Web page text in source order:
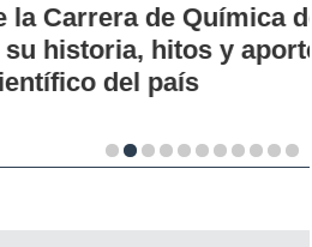
Carrera de Química de
historia, hitos y aporte
del país